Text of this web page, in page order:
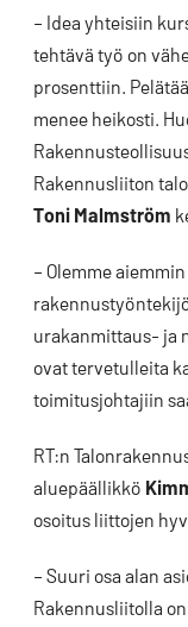
– Idea yhteisiin
tehtävä työ on
prosenttiin.
menee heikosti.
Rakennusliiton
Toni Malmström
– Olemme
urakanmittaus- ja
ovat tervetulleita
toimitusjohtajiin
RT:n
aluepäällikkö
osoitus liittojen
– Suuri osa alan
Rakennusliitolla